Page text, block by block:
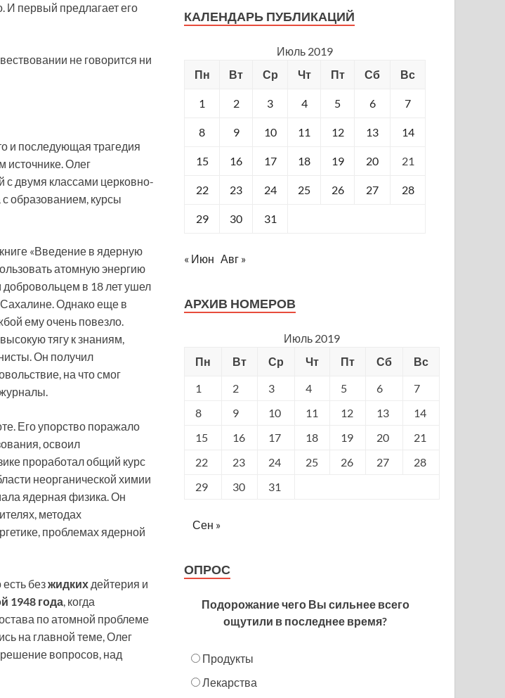
И первый предлагает его
не говорится ни
и последующая трагедия
источнике. Олег
с двумя классами церковно-
образованием, курсы
«Введение в ядерную
атомную энергию
добровольцем в 18 лет ушел
Однако еще в
ему очень повезло.
тягу к знаниям,
Он получил
на что смог
Его упорство поражало
освоил
проработал общий курс
неорганической химии
ядерная физика. Он
методах
проблемах ядерной
безжидких дейтерия и
1948 года, когда
по атомной проблеме
на главной теме, Олег
вопросов, над
КАЛЕНДАРЬ ПУБЛИКАЦИЙ
Июль 2019
Пн
Вт Ср Чт Пт Сб Вс
1 2 3 4 5 6 7
8 9 10 11 12 13 14
15 16 17 18 19 20 21
22 23 24 25 26 27 28
29 30 31
« Июн Авг »
АРХИВ НОМЕРОВ
Июль 2019
Пн
Вт Ср Чт Пт Сб
Вс
1
2 3 4 5 6
7
8
9 10 11 12 13
14
15
16 17 18 19 20
21
22
23 24 25 26 27
28
29
30 31
Сен »
ОПРОС
Подорожание чего Вы сильнее всего
ощутили в последнее время?
Продукты
Лекарства